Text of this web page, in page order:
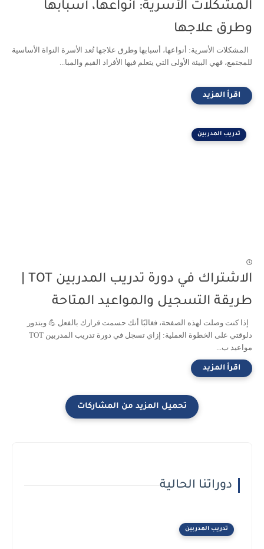
المشكلات الأسرية: أنواعها، أسبابها
وطرق علاجها
المشكلات الأسرية: أنواعها، أسبابها وطرق علاجها تُعد الأسرة النواة الأساسية
للمجتمع، فهي البيئة الأولى التي يتعلم فيها الأفراد القيم والمبا...
تدريب المدربين
طريقة التسجيل والمواعيد المتاحة
إذا كنت وصلت لهذه الصفحة، فغالبًا أنك حسمت قرارك بالفعل 💪 وبتدور
دلوقتي على الخطوة العملية: إزاي تسجل في دورة تدريب المدربين TOT
مواعيد ب...
دوراتنا الحالية
تدريب المدربين